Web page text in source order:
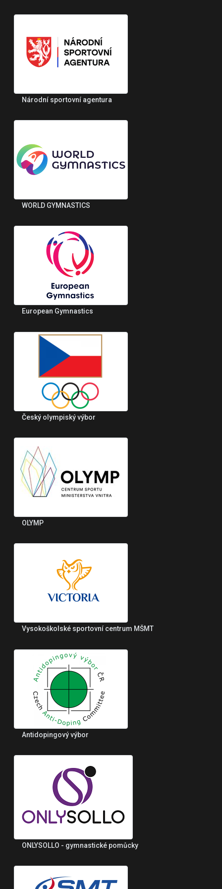
Národní sportovní agentura
WORLD GYMNASTICS
European Gymnastics
Český olympiský výbor
OLYMP
Vysokoškolské sportovní centrum MŠMT
Antidopingový výbor
ONLYSOLLO - gymnastické pomůcky